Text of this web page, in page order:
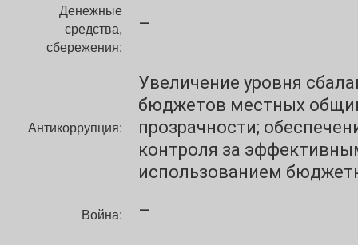
Денежные
средства,
сбережения:
–
Антикоррупция:
Увеличение уровня
бюджетов местных
прозрачности;
контроля за
использованием
Война: –